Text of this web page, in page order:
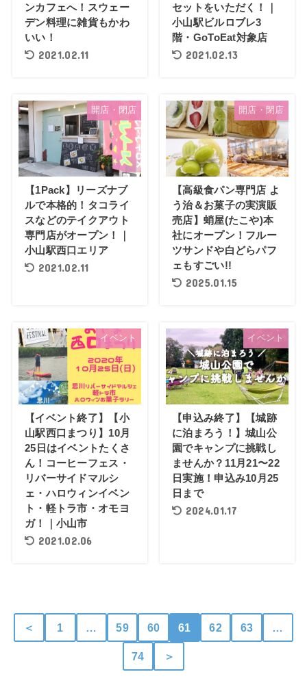
ンカフェへ！スウェー
デン料理に雑貨もかわ
いい！
2021.02.11
セットをいただく！｜
小山駅ビルロブレ3
階・GoToEat対象店
2021.02.13
開店・閉店
【1Pack】リーズナブ
ルで本格的！タコライ
スなどのテイクアウト
専門店がオープン！｜
小山駅西口エリア
2021.02.11
開店・閉店
【高級食パン専門店 よ
う治＆お菓子の実演販
売店】蛸屋(たこや)本
社にオープン！フルー
ツサンドや白どらパフ
ェもすごい!!
2025.01.15
イベント
【イベント終了】【小
山駅西口まつり】10月
25日はイベントたくさ
ん！コーヒーフェス・
リバーサイドマルシ
ェ・ハロウィンイベン
ト・軽トラ市・オモヨ
ガ！｜小山市
2021.02.06
イベント
【申込み終了】【城跡
に泊まろう！】城山公
園でキャンプに挑戦し
ませんか？11月21〜22
日実施！申込み10月25
日まで
2024.01.17
＜ 1 … 59 60 61 62 63 …
74 ＞